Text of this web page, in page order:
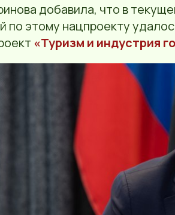
добавила, что в
по этому нацпроекту
«Туризм и индустрия